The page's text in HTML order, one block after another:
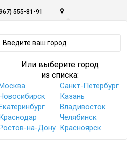
555-81-91
Или выберите город
из списка:
Санкт-Петербург
Казань
Владивосток
Краснодар
Челябинск
на-Дону Красноярск
-
0